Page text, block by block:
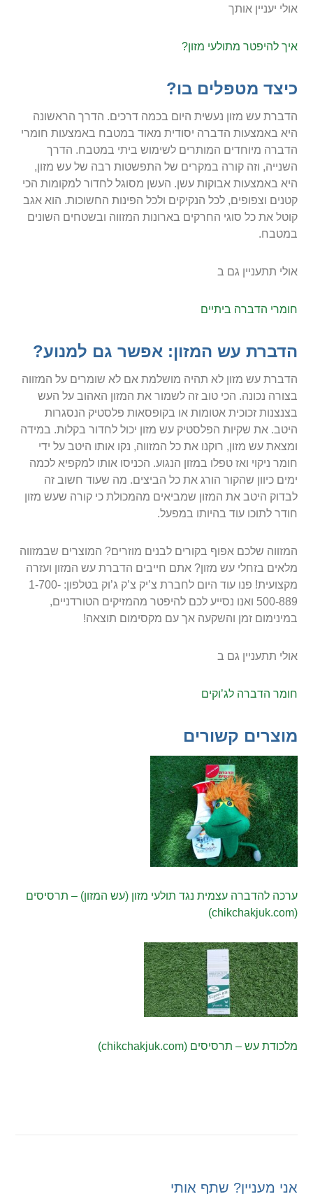
אולי יעניין אותך
איך להיפטר מתולעי מזון?
כיצד מטפלים בו?
הדברת עש מזון נעשית היום בכמה דרכים. הדרך הראשונה
היא באמצעות הדברה יסודית מאוד במטבח באמצעות חומרי
הדברה מיוחדים המותרים לשימוש ביתי במטבח. הדרך
השנייה, וזה קורה במקרים של התפשטות רבה של עש מזון,
היא באמצעות אבוקות עשן. העשן מסוגל לחדור למקומות הכי
קטנים וצפופים, לכל הנקיקים ולכל הפינות החשוכות. הוא אגב
קוטל את כל סוגי החרקים בארונות המזווה ובשטחים השונים
במטבח.
אולי תתעניין גם ב
חומרי הדברה ביתיים
הדברת עש המזון: אפשר גם למנוע?
הדברת עש מזון לא תהיה מושלמת אם לא שומרים על המזווה
בצורה נכונה. הכי טוב זה לשמור את המזון האהוב על העש
בצנצנות זכוכית אטומות או בקופסאות פלסטיק הנסגרות
היטב. את שקיות הפלסטיק עש מזון יכול לחדור בקלות. במידה
ומצאת עש מזון, רוקנו את כל המזווה, נקו אותו היטב על ידי
חומר ניקוי ואז טפלו במזון הנגוע. הכניסו אותו למקפיא לכמה
ימים כיוון שהקור הורג את כל הביצים. מה שעוד חשוב זה
לבדוק היטב את המזון שמביאים מהמכולת כי קורה שעש מזון
חודר לתוכו עוד בהיותו במפעל.
המזווה שלכם אפוף בקורים לבנים מוזרים? המוצרים שבמזווה
מלאים בזחלי עש מזון? אתם חייבים הדברת עש המזון ועזרה
מקצועית! פנו עוד היום לחברת צ’יק צ’ק ג’וק בטלפון: 1-700-
500-889 ואנו נסייע לכם להיפטר מהמזיקים הטורדניים,
במינימום זמן והשקעה אך עם מקסימום תוצאה!
אולי תתעניין גם ב
חומר הדברה לג’וקים
מוצרים קשורים
ערכה להדברה עצמית נגד תולעי מזון (עש המזון) – תרסיסים
(chikchakjuk.com)
מלכודת עש – תרסיסים (chikchakjuk.com)
אני מעניין? שתף אותי